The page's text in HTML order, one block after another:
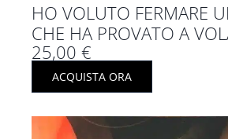
HO VOLUTO FERMARE
CHE HA PROVATO A
25,00 €
ACQUISTA ORA